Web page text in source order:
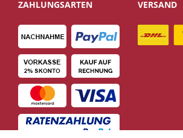
ZAHLUNGSARTEN VERSAND